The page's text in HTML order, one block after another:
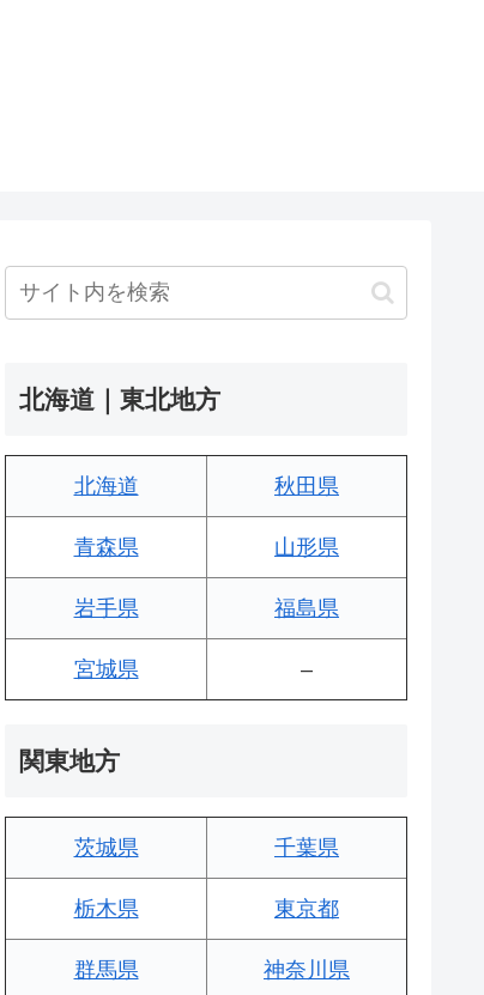
北海道｜東北地方
北海道 秋田県
青森県 山形県
岩手県 福島県
宮城県 –
関東地方
茨城県 千葉県
栃木県 東京都
群馬県 神奈川県